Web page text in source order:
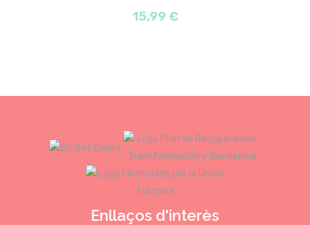
15,99 €
Enllaços d'interès